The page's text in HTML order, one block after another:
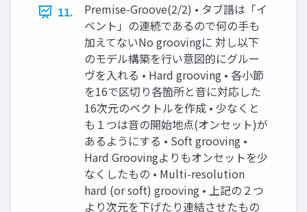
11.
Premise-Groove(2/2) • タブ譜は「イ
ベント」の連続であるので何の手も
加えてないNo groovingに 対し以下
のモデル構築を行い意図的にグルー
ヴを入れる • Hard grooving • 各小節
を16で区切り各箇所と音に対応した
16次元のベクトルを作成 • 少なくと
も１つは音の開始地点(オンセット)が
あるようにする • Soft grooving •
Hard Groovingよりもオンセットを少
なくしたもの • Multi-resolution
hard (or soft) grooving • 上記の２つ
より次元を下げたり連結させたもの